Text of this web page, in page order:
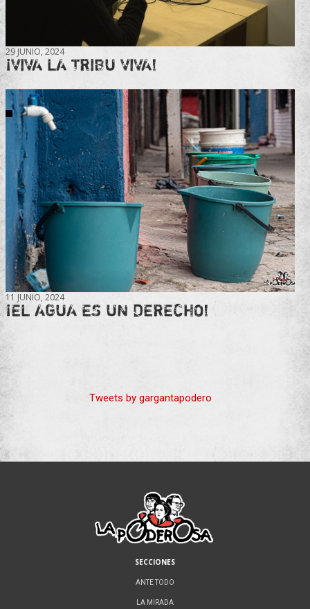
29 JUNIO, 2024
¡VIVA LA TRIBU VIVA!
11 JUNIO, 2024
¡EL AGUA ES UN DERECHO!
Tweets by gargantapodero
SECCIONES
ANTE TODO
LA MIRADA